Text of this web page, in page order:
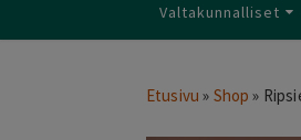
Valtakunnalliset
Etusivu » Shop »